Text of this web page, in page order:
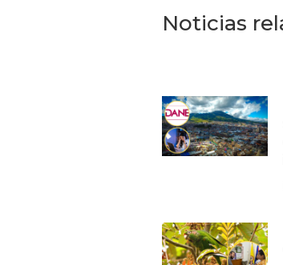
Noticias